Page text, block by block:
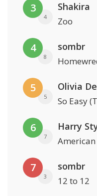
3
4
Shakira
Zoo
4
8
sombr
5
5
Olivia
So Easy
6
7
Harry
7
3
sombr
12 to 12